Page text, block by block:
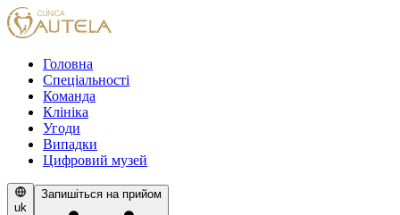
Головна
Спеціальності
Команда
Клініка
Угоди
Випадки
Цифровий музей
uk
Запишіться на прийом